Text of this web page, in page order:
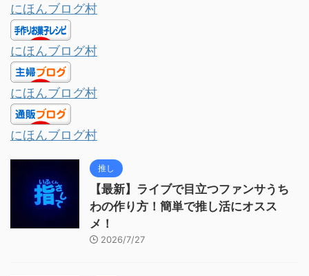
にほんブログ村
にほんブログ村
にほんブログ村
にほんブログ村
推し
【最新】ライブで目立つファンサうち
わの作り方！簡単で推し活にオスス
メ！
2026/7/27